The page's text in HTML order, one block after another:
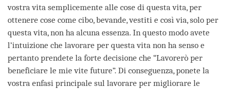
vostra vita semplicemente alle cose di questa vita, per
ottenere cose come cibo, bevande, vestiti e così via, solo per
questa vita, non ha alcuna essenza. In questo modo avete
l’intuizione che lavorare per questa vita non ha senso e
pertanto prendete la forte decisione che “Lavorerò per
beneficiare le mie vite future”. Di conseguenza, ponete la
vostra enfasi principale sul lavorare per migliorare le